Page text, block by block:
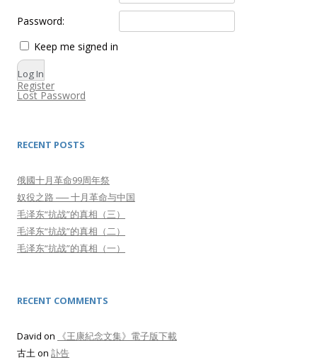
Password:
Keep me signed in
Log In
Register
Lost Password
RECENT POSTS
俄國十月革命99周年祭
奴役之路 ── 十月革命与中国
毛泽东“抗战”的真相（三）
毛泽东“抗战”的真相（二）
毛泽东“抗战”的真相（一）
RECENT COMMENTS
David on
《王康紀念文集》電子版下載
古土on 訃告